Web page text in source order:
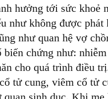
hưởng tới sức khoẻ
như không được
như quan hệ vợ
biến chứng như:
cho quá trình điều
tử cung, viêm cổ tử